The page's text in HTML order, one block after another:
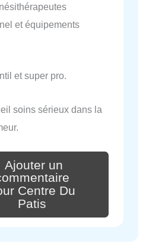
et équipements
et super pro.
soins sérieux dans la
Ajouter un
Centre Du
Patis